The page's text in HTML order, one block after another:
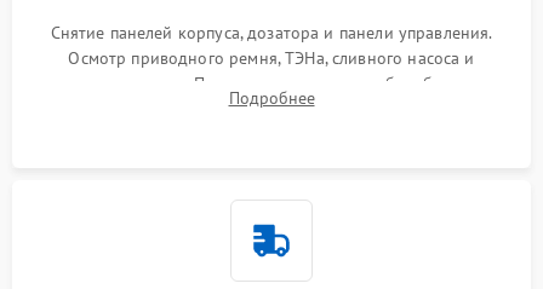
Снятие панелей корпуса, дозатора и панели управления.
Осмотр приводного ремня, ТЭНа, сливного насоса и
амортизаторов. Проверка подшипников барабана и
крестовины на износ, а манжеты люка на разрывы.
Подробнее